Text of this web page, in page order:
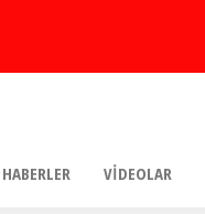
HABERLER VIDEOLAR